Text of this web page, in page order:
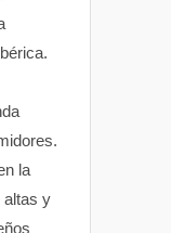
la
altas y